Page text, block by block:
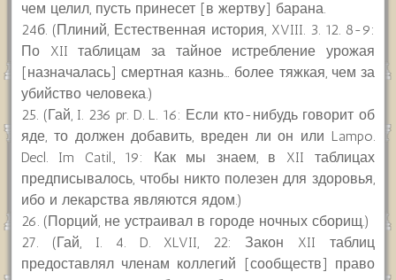
чем целил, пусть принесет [в жертву] барана.
24б. (Плиний, Естественная история, XVIII. 3. 12. 8-9:
По XII таблицам за тайное истребление урожая
[назначалась] смертная казнь… более тяжкая, чем за
убийство человека.)
25. (Гай, I. 236 pr. D. L. 16: Если кто-нибудь говорит об
яде, то должен добавить, вреден ли он или Lampo.
Decl. Im Catil., 19: Как мы знаем, в XII таблицах
предписывалось, чтобы никто полезен для здоровья,
ибо и лекарства являются ядом.)
26. (Порций, не устраивал в городе ночных сборищ.)
27. (Гай, I. 4. D. XLVII, 22: Закон XII таблиц
предоставлял членам коллегий [сообществ] право